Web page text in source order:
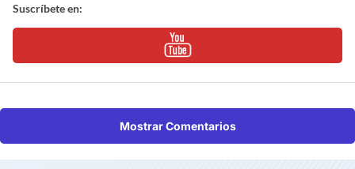
Suscríbete en:
Mostrar Comentarios